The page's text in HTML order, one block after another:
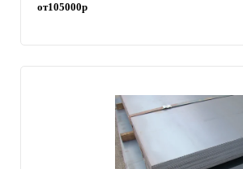
от105000р